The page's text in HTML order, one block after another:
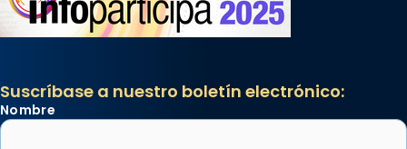
Suscríbase a nuestro boletín electrónico:
Nombre